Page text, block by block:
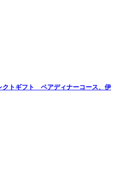
トギフト ペアディナーコース、伊